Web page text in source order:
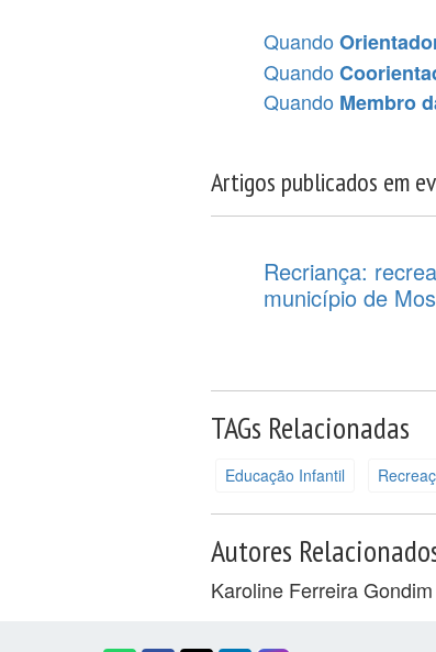
Quando
Quando
Quando Membro
Artigos publicados em
Recriança:
município de
TAGs Relacionadas
Educação Infantil
Autores
Karoline Ferreira Gondim